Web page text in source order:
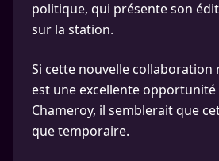
politique, qui présente son
sur la station.
Si cette nouvelle
est une excellente
Chameroy, il semblerait que
que temporaire.